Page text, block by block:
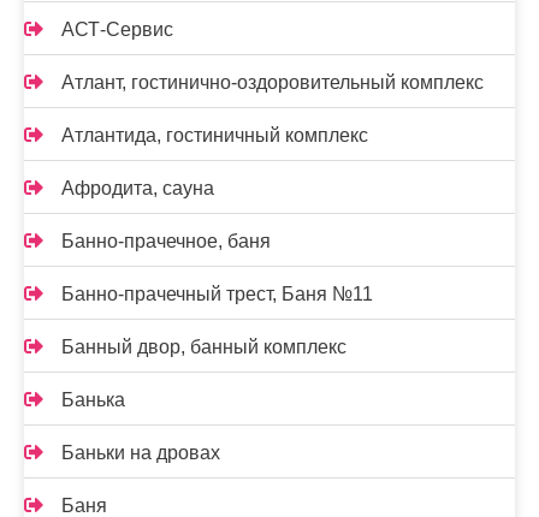
АСТ-Сервис
Атлант, гостинично-оздоровительный комплекс
Атлантида, гостиничный комплекс
Афродита, сауна
Банно-прачечное, баня
Банно-прачечный трест, Баня №11
Банный двор, банный комплекс
Банька
Баньки на дровах
Баня